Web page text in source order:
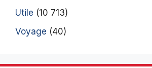
Utile (10 713)
Voyage (40)